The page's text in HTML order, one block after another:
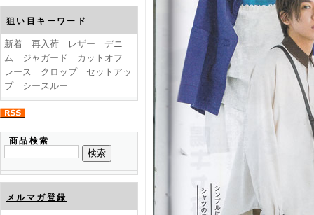
FINEBOYS2024年12月号
狙い目キーワード
新着 再入荷 レザー
デニ
ム
ジャガード
カットオフ
レース
クロップ
セットアッ
プ
シースルー
商品検索
メルマガ登録